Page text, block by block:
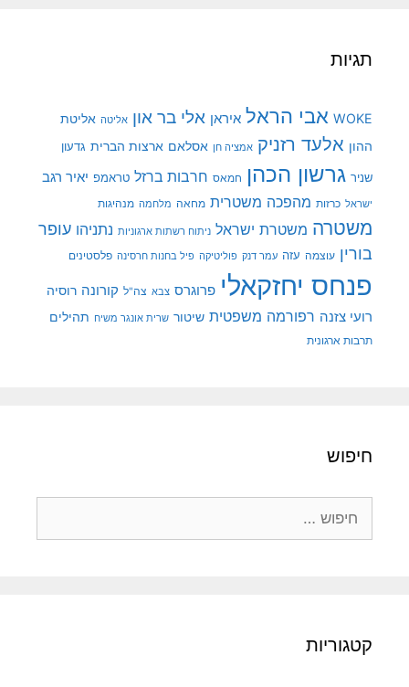
תגיות
WOKE אבי הראל איראן אלי בר און אליטה אליטת
ההון אלעד רזניק אמציה חן אסלאם ארצות הברית גדעון
שניר גרשון הכהן חמאס חרבות ברזל טראמפ יאיר רגב
ישראל כרזות מהפכה משטרית מחאה מלחמה מנהיגות
משטרה משטרת ישראל ניתוח רשתות ארגוניות נתניהו עופר
בורין עוצמה עזה עמר דנק פוליטיקה פיל בחנות חרסינה פלסטינים
פנחס יחזקאלי פרוגרס צבא צה"ל קורונה רוסיה
רועי צזנה רפורמה משפטית שיטור שרית אונגר משיח תהילים
תרבות ארגונית
חיפוש
קטגוריות